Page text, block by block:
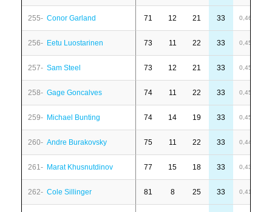
255- Conor Garland 71 12 21 33 0,46
256- Eetu Luostarinen 73 11 22 33 0,45
257- Sam Steel 73 12 21 33 0,45
258- Gage Goncalves 74 11 22 33 0,45
259- Michael Bunting 74 14 19 33 0,45
260- Andre Burakovsky 75 11 22 33 0,44
261- Marat Khusnutdinov 77 15 18 33 0,43
262- Cole Sillinger 81 8 25 33 0,41